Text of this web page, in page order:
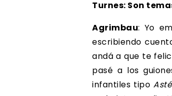
Turnes: Son
Agrimbau: Yo
escribiendo
andá a que te
pasé a los
infantiles tipo